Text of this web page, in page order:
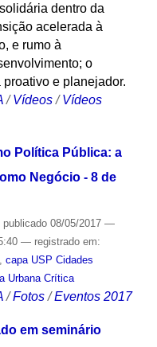
dentro da
acelerada à
e rumo à
o
e planejador.
/Vídeos /Vídeos
Política Pública: a
Negócio - 8 de
publicado08/05/2017 —
— registrado em:
capa USP Cidades
Urbana Crítica
/Fotos /Eventos 2017
em seminário